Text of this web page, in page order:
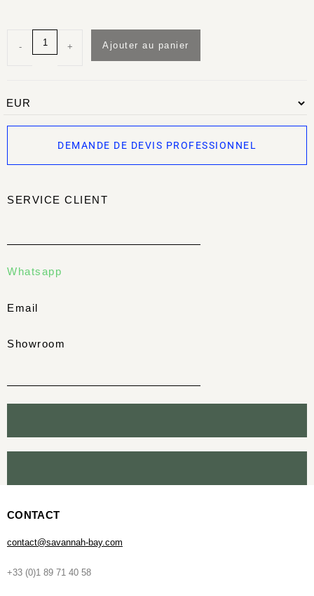
- + Ajouter au panier
DEMANDE DE DEVIS PROFESSIONNEL
SERVICE CLIENT
Whatsapp
Email
Showroom
CONTACT
contact@savannah-bay.com
+33 (0)1 89 71 40 58